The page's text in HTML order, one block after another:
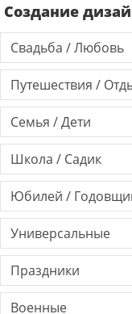
Создание
Свадьба / Любовь
Путешествия /
Семья / Дети
Школа / Садик
Юбилей /
Универсальные
Праздники
Военные